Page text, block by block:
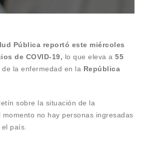
Pública reportó este miércoles
de COVID-19, lo que eleva a 55
de la enfermedad en la República
sobre la situación de la
no hay personas ingresadas
país.